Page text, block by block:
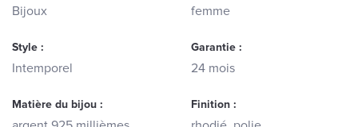
Bijoux femme
Style :
Intemporel
Garantie :
24 mois
Matière du bijou : Finition :